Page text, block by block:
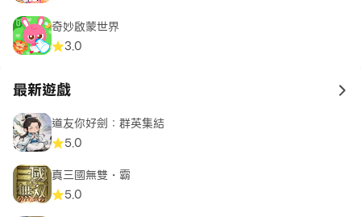
奇妙啟蒙世界
3.0
最新遊戲 to
道友你好劍：群英集結
5.0
真三國無雙・霸
5.0